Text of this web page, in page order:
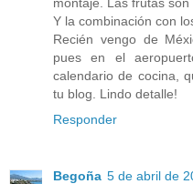
Y la combinación con
Recién vengo de
pues en el
calendario de cocina,
tu blog. Lindo detalle!
Responder
Begoña 5 de abril de